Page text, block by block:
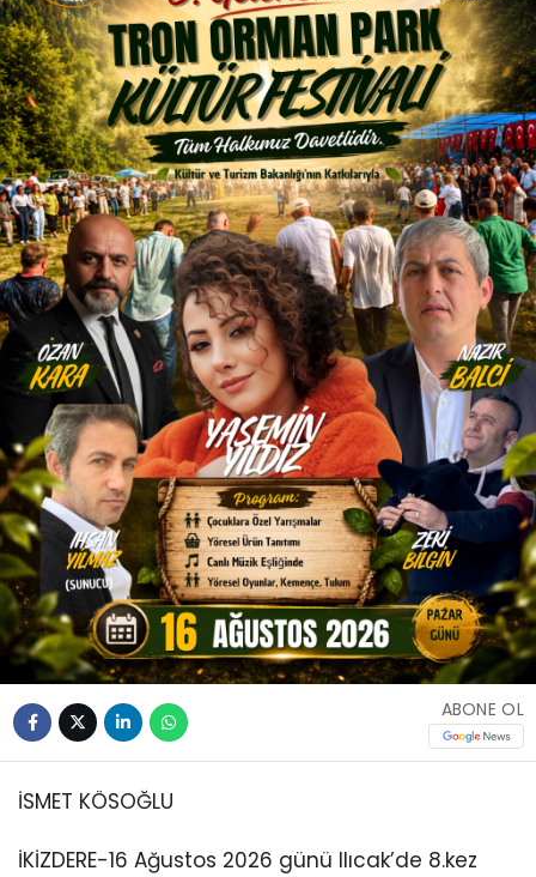
ABONE OL
İSMET KÖSOĞLU
İKİZDERE-16 Ağustos 2026 günü Ilıcak’de 8.kez